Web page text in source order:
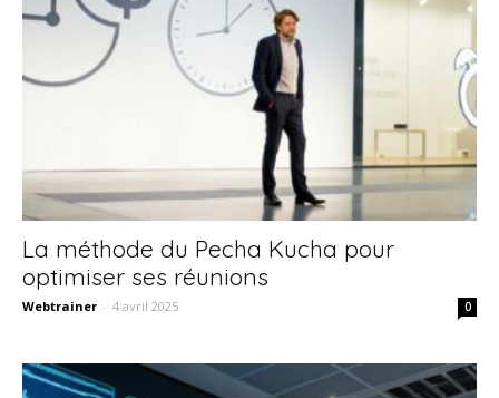
La méthode du Pecha Kucha pour
optimiser ses réunions
Webtrainer - 4 avril 2025 0